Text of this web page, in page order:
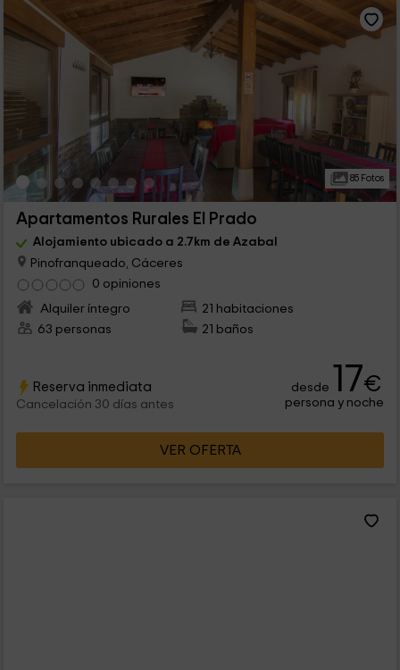
85 Fotos
Apartamentos Rurales El Prado
Alojamiento ubicado a 2.7km de Azabal
Pinofranqueado, Cáceres
0 opiniones
Alquiler íntegro
21 habitaciones
63 personas
21 baños
Reserva inmediata
Cancelación 30 días antes
desde 17€
persona y noche
VER OFERTA